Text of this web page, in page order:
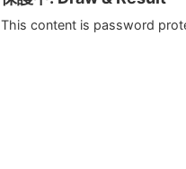
This content is password